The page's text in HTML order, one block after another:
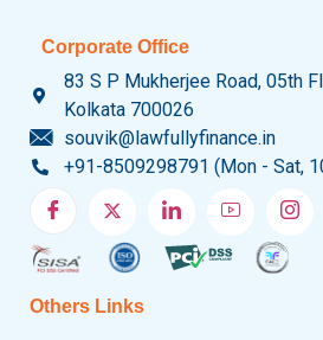
Corporate Office
83 S P Mukherjee Road, 05th
Kolkata 700026
souvik@lawfullyfinance.in
+91-8509298791 (Mon - Sat,
Others Links